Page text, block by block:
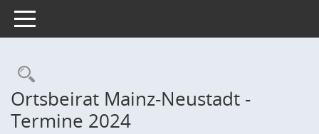
Toggle navigation
Rechercheauswahl
Ortsbeirat Mainz-Neustadt -
Termine 2024